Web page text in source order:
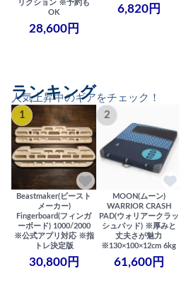
リクション ※予約も
OK
28,600円
6,820円
人気上昇中のギアをチェック！
ランキング
1
Beastmaker(ビースト
メーカー)
Fingerboard(フィンガ
ーボード) 1000/2000
※公式アプリ対応 ※指
トレ決定版
30,800円
2
MOON(ムーン)
WARRIOR CRASH
PAD(ウォリアークラッ
シュパッド) ※厚みと
丈夫さが魅力
※130×100×12cm 6kg
61,600円